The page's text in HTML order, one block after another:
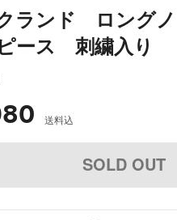
ランド ロング
ース 刺繍入り
送料込
SOLD OUT